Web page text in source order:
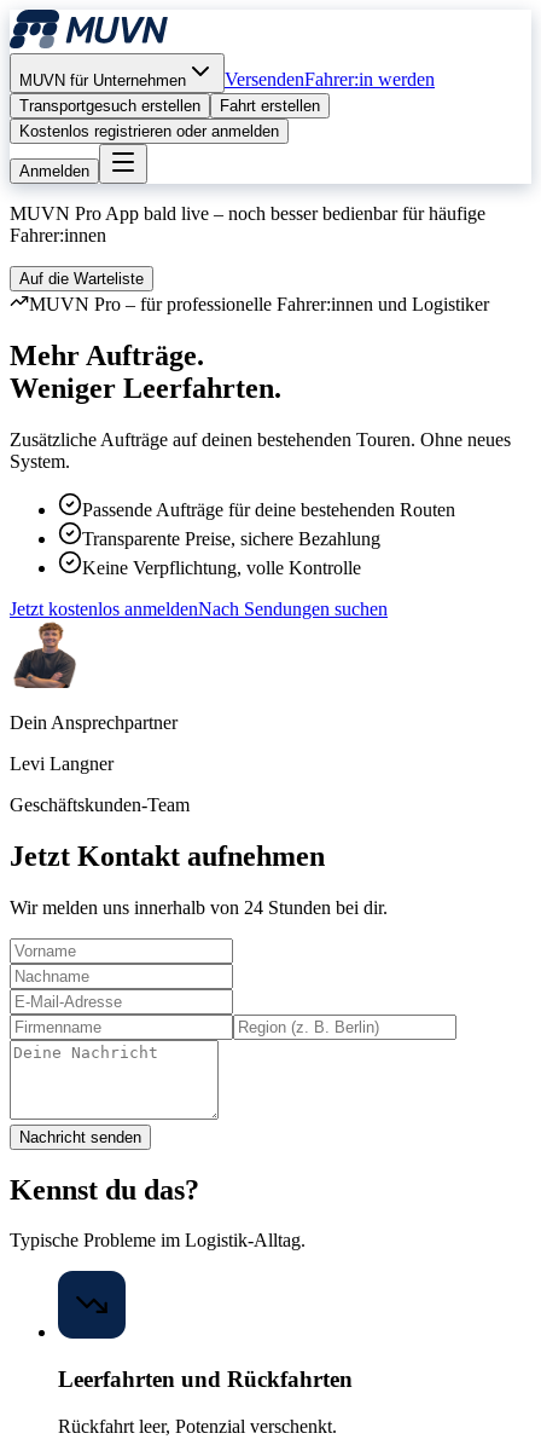
MUVN für Unternehmen VersendenFahrer:in werden
Transportgesuch erstellen
Fahrt erstellen
Kostenlos registrieren oder anmelden
Anmelden
MUVN Pro App bald live – noch besser bedienbar für häufige
Fahrer:innen
Auf die Warteliste
MUVN Pro – für professionelle Fahrer:innen und Logistiker
Mehr Aufträge.
Weniger Leerfahrten.
Zusätzliche Aufträge auf deinen bestehenden Touren. Ohne neues
System.
Passende Aufträge für deine bestehenden Routen
Transparente Preise, sichere Bezahlung
Keine Verpflichtung, volle Kontrolle
Jetzt kostenlos anmeldenNach Sendungen suchen
Dein Ansprechpartner
Levi Langner
Geschäftskunden-Team
Jetzt Kontakt aufnehmen
Wir melden uns innerhalb von 24 Stunden bei dir.
Nachricht senden
Kennst du das?
Typische Probleme im Logistik-Alltag.
Leerfahrten und Rückfahrten
Rückfahrt leer, Potenzial verschenkt.